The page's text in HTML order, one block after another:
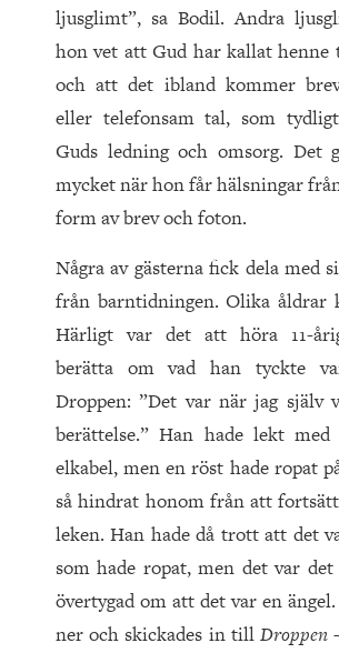
ljusglimt”, sa Bodil. Andra
hon vet att Gud har kallat
och att det ibland kommer
eller telefonsam tal, som
Guds ledning och omsorg. Det
mycket när hon får hälsningar
form av brev och foton.
Några av gästerna fick dela med
från barntidningen. Olika åldrar
Härligt var det att höra 11-
berätta om vad han tyckte
Droppen: ”Det var när jag själv
berättelse.” Han hade lekt
elkabel, men en röst hade ropat
så hindrat honom från att
leken. Han hade då trott att det
som hade ropat, men det var
övertygad om att det var en
ner och skickades in tillDroppen